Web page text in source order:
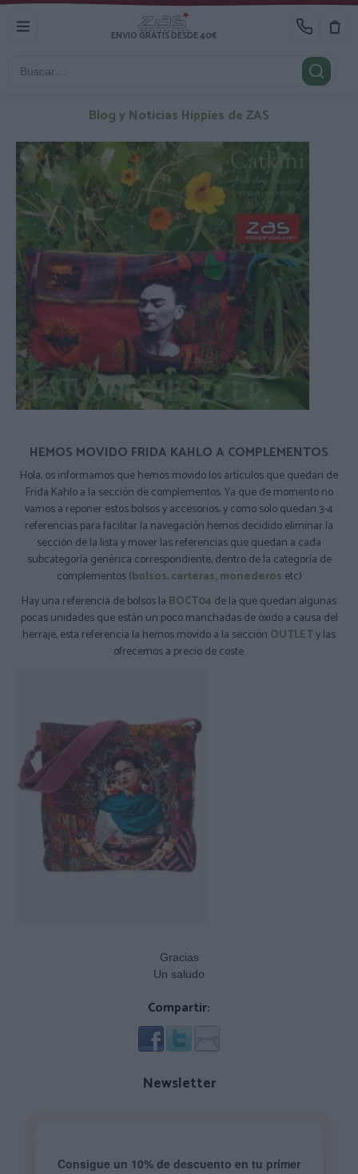
ENVIO GRATIS DESDE 40€
Blog y Noticias Hippies de ZAS
HEMOS MOVIDO FRIDA KAHLO A COMPLEMENTOS
Hola, os informamos que hemos movido los artículos que quedan de
Frida Kahlo a la sección de complementos. Ya que de momento no
vamos a reponer estos bolsos y accesorios, y como solo quedan 3-4
referencias para facilitar la navegación hemos decidido eliminar la
sección de la lista y mover las referencias que quedan a cada
subcategoría genérica correspondiente, dentro de la categoría de
complementos (bolsos,carteras, monederos etc)
Hay una referencia de bolsos la BOCT04 de la que quedan algunas
pocas unidades que están un poco manchadas de óxido a causa del
herraje, esta referencia la hemos movido a la sección OUTLETy las
ofrecemos a precio de coste.
Gracias
Un saludo
Compartir:
Newsletter